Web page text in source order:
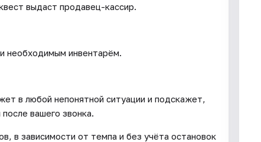
выдаст продавец-кассир.
необходимым инвентарём.
в любой непонятной ситуации и подскажет,
вашего звонка.
в зависимости от темпа и без учёта остановок